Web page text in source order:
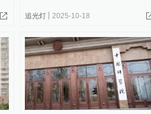
追光灯 2025-10-18